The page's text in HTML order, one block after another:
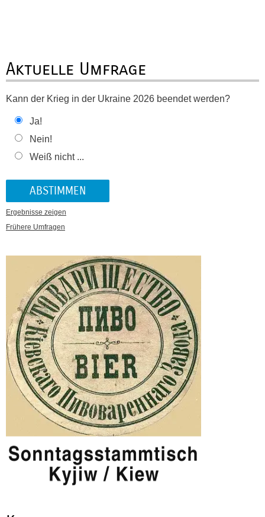
Aktuelle Umfrage
Kann der Krieg in der Ukraine 2026 beendet werden?
Ja!
Nein!
Weiß nicht ...
Ergebnisse zeigen
Frühere Umfragen